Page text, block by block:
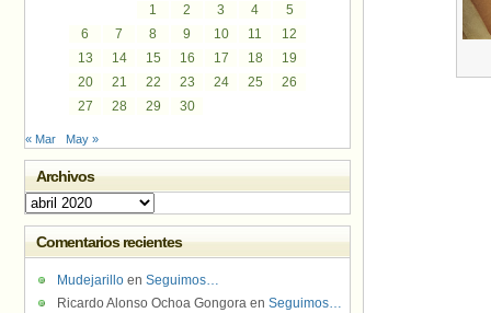
1
2 3 4
5
6
7 8 9 10 11
12
13
14 15 16 17 18
19
20
21 22 23 24 25
26
27
28 29 30
« Mar May »
Archivos
Archivos
Comentarios recientes
Mudejarillo en Seguimos…
Ricardo Alonso Ochoa Gongora en Seguimos…